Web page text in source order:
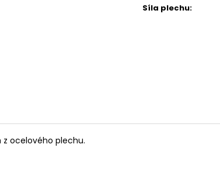
Síla plechu:
ocelového plechu.